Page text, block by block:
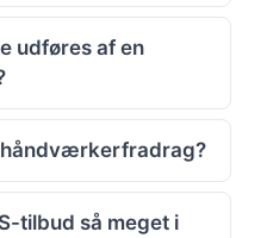
udføres af en
tilbud så meget i